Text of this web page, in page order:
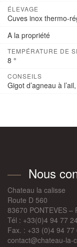
ÉLEVAGE
Cuves inox thermo-
A la propriété
TEMPÉRATURE DE
8 °
CONSEILS
Gigot d’agneau à
Nous
Chateau la calisse
Route D 560
83670 PONTEVES –
Tél : +33(0)4 94 77
Fax. : +33 (0)4 94 77
contact@chateau-la-